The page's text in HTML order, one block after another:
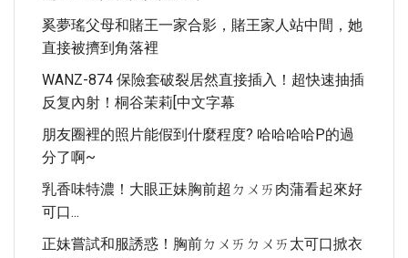
奚夢瑤父母和賭王一家合影，賭王家人站中間，她
直接被擠到角落裡
WANZ-874 保險套破裂居然直接插入！超快速抽插
反复內射！桐谷茉莉[中文字幕
朋友圈裡的照片能假到什麼程度? 哈哈哈哈P的過
分了啊~
乳香味特濃！大眼正妹胸前超ㄉㄨㄞ肉蒲看起來好
可口...
正妹嘗試和服誘惑！胸前ㄉㄨㄞㄉㄨㄞ太可口掀衣